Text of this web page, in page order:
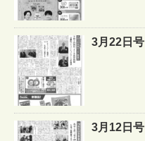
3月22日号
3月12日号